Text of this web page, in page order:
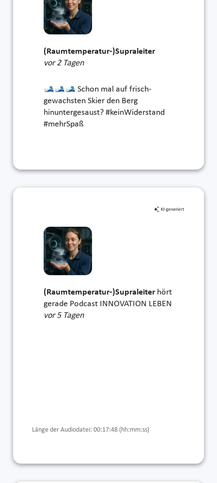
(Raumtemperatur-)Supraleiter
vor 2 Tagen
🎿🎿🎿 Schon mal auf frisch-
gewachsten Skier den Berg
hinuntergesaust? #keinWiderstand
#mehrSpaß
(Raumtemperatur-)Supraleiterhört
gerade Podcast INNOVATION LEBEN
vor 5 Tagen
Länge der Audiodatei: 00:17:48 (hh:mm:ss)